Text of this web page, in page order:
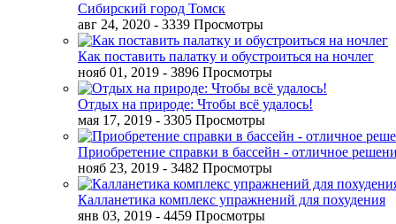
Сибирский город Томск
авг 24, 2020 - 3339 Просмотры
Как поставить палатку и обустроиться на ночлег
нояб 01, 2019 - 3896 Просмотры
Отдых на природе: Чтобы всё удалось!
мая 17, 2019 - 3305 Просмотры
Приобретение справки в бассейн - отличное
нояб 23, 2019 - 3482 Просмотры
Калланетика комплекс упражнений для похудения
янв 03, 2019 - 4459 Просмотры